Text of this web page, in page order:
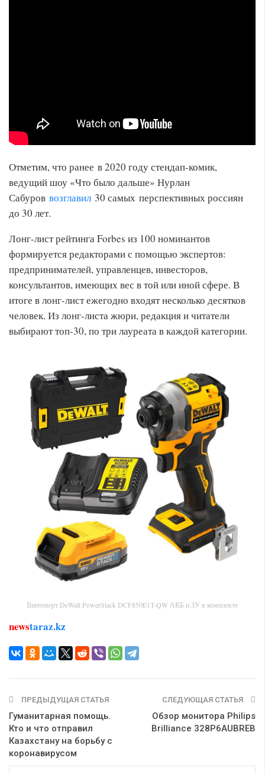
Отметим, что ранее в 2020 году стендап-комик,
ведущий шоу «Что было дальше» Нурлан
Сабуров возглавил 30 самых перспективных россиян
до 30 лет.
Лонг-лист рейтинга Forbes из 100 номинантов
формируется редакторами с помощью экспертов:
предпринимателей, управленцев, инвесторов,
консультантов, имеющих вес в той или иной сфере. В
итоге в лонг-лист ежегодно входят несколько десятков
человек. Из лонг-листа жюри, редакция и читатели
выбирают топ-30, по три лауреата в каждой категории.
Винтоверт DeWalt PowerStack DCF850E1T-QW АКБ и ЗУ в комплекте
newstaraz.kz
ПРЕДЫДУЩАЯ СТАТЬЯ
Гуманитарная помощь.
Кто и что отправил
Казахстану на борьбу с
коронавирусом
СЛЕДУЮЩАЯ СТАТЬЯ
Обзор монитора Philips
Brilliance 328P6AUBREB